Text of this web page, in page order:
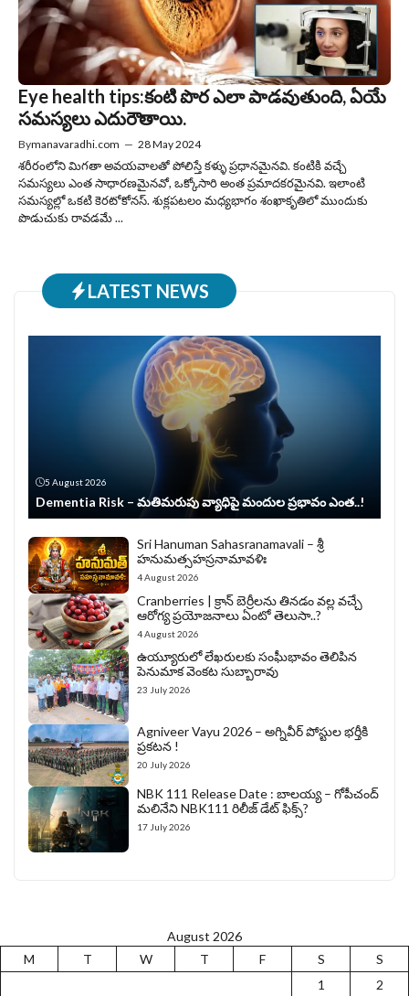
Eye health tips:కంటి పొర ఎలా పాడవుతుంది, ఏయే
సమస్యలు ఎదురౌతాయి.
Bymanavaradhi.com — 28 May 2024
శరీరంలోని మిగతా అవయవాలతో పోలిస్తే కళ్ళు ప్రధానమైనవి. కంటికి వచ్చే
సమస్యలు ఎంత సాధారణమైనవో, ఒక్కోసారి అంత ప్రమాదకరమైనవి. ఇలాంటి
సమస్యల్లో ఒకటి కెరటోకోనస్. శుక్లపటలం మధ్యభాగం శంఖాకృతిలో ముందుకు
పొడుచుకు రావడమే ...
LATEST NEWS
5 August 2026
Dementia Risk – మతిమరుపు వ్యాధిపై మందుల ప్రభావం ఎంత..!
Sri Hanuman Sahasranamavali – శ్రీ
హనుమత్సహస్రనామావళిః
4 August 2026
Cranberries | క్రాన్ బెర్రీల‌ను తిన‌డం వ‌ల్ల వచ్చే
ఆరోగ్య ప్రయోజనాలు ఏంటో తెలుసా..?
4 August 2026
ఉయ్యూరులో లేఖరులకు సంఘీభావం తెలిపిన
పెనుమాక వెంకట సుబ్బారావు
23 July 2026
Agniveer Vayu 2026 – అగ్నివీర్‌ పోస్టుల భర్తీకి
ప్రకటన !
20 July 2026
NBK 111 Release Date : బాలయ్య – గోపీచంద్
మలినేని NBK111 రిలీజ్ డేట్ ఫిక్స్?
17 July 2026
August 2026
M
T W T F S
S
1
2